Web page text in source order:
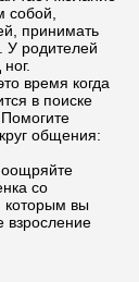
собой,
принимать
У родителей
время когда
в поиске
общения:
со
вы
взросление